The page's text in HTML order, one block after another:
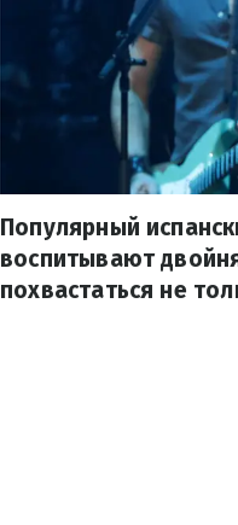
Популярный
воспитывают
похвастаться не